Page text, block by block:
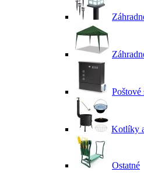
Poštové
Kotlíky
Ostatné